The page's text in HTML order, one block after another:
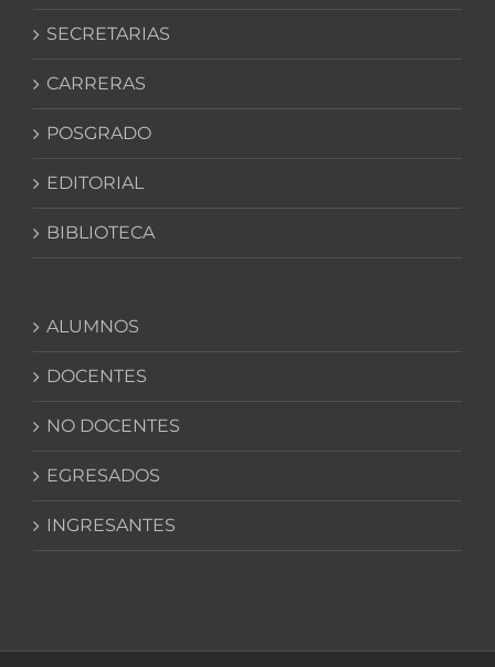
SECRETARIAS
CARRERAS
POSGRADO
EDITORIAL
BIBLIOTECA
ALUMNOS
DOCENTES
NO DOCENTES
EGRESADOS
INGRESANTES